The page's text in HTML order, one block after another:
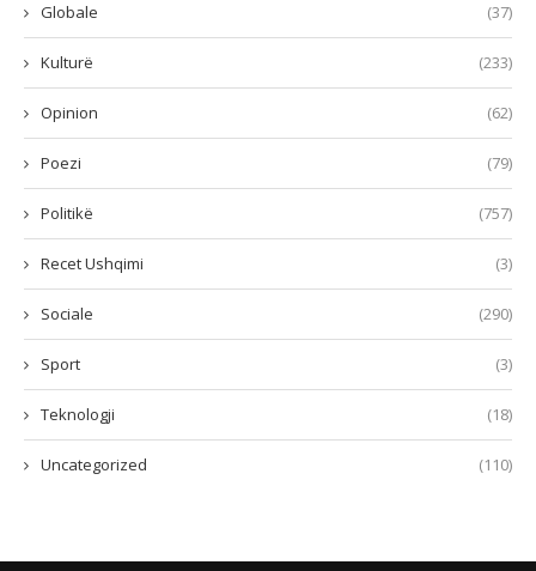
Globale (37)
Kulturë (233)
Opinion (62)
Poezi (79)
Politikë (757)
Recet Ushqimi (3)
Sociale (290)
Sport (3)
Teknologji (18)
Uncategorized (110)